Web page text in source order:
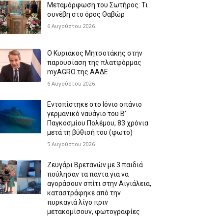
Μεταμόρφωση του Σωτήρος: Τι
συνέβη στο όρος Θαβώρ
6 Αυγούστου 2026
Ο Κυριάκος Μητσοτάκης στην
παρουσίαση της πλατφόρμας
myAGRO της ΑΑΔΕ
6 Αυγούστου 2026
Εντοπίστηκε στο Ιόνιο σπάνιο
γερμανικό ναυάγιο του Β’
Παγκοσμίου Πολέμου, 83 χρόνια
μετά τη βύθισή του (φωτο)
5 Αυγούστου 2026
Ζευγάρι Βρετανών με 3 παιδιά
πούλησαν τα πάντα για να
αγοράσουν σπίτι στην Αιγιάλεια,
καταστράφηκε από την
πυρκαγιά λίγο πριν
μετακομίσουν, φωτογραφίες